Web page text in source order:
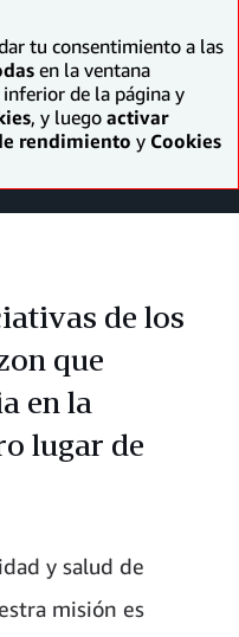
tu consentimiento a las
en la ventana
de la página y
, y luego activar
rendimiento y Cookies
de los
que
en la
lugar de
y salud de
misión es